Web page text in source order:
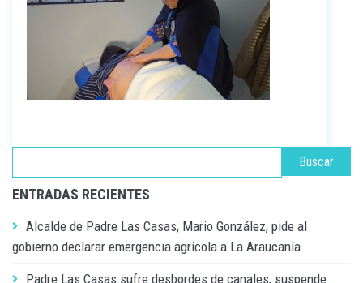
ENTRADAS RECIENTES
Alcalde de Padre Las Casas, Mario González, pide al
gobierno declarar emergencia agrícola a La Araucanía
Padre Las Casas sufre desbordes de canales, suspende